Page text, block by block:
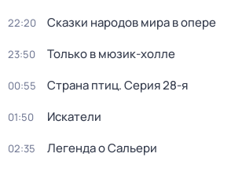
22:20 Сказки народов мира в опере
23:50 Только в мюзик-холле
00:55 Страна птиц. Серия 28-я
01:50 Искатели
02:35 Легенда о Сальери